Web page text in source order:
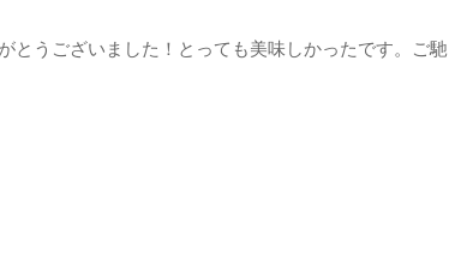
とうございました！とっても美味しかったです。ご馳